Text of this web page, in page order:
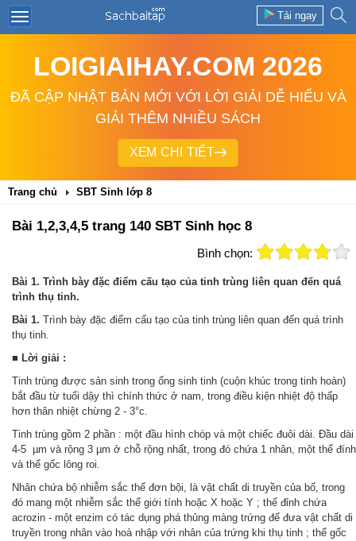
Tải ngay
LOIGIAIHAY.COM 2026
ĐÃ CẬP NHẬT BẢN MỚI VỚI LỜI GIẢI DỄ HIỂU VÀ
GIẢI THÊM NHIỀU SÁCH
XEM CHI TIẾT
Trang chủ SBT Sinh lớp 8
Bài 1,2,3,4,5 trang 140 SBT Sinh học 8
Bình chọn:
Bài 1. Trình bày đặc điểm cấu tạo của tinh trùng liên quan đến quá
trình thụ tinh.
Bài 1. Trình bày đặc điểm cấu tạo của tinh trùng liên quan đến quá trình
thụ tinh
■ Lời giải :
Tinh trùng được sản sinh trong ống sinh tinh (cuộn khúc trong tinh hoàn)
bắt đầu từ tuổi dậy thì chính thức ở nam, trong điều kiện nhiệt độ thấp
hơn thân nhiệt chừng 2 - 3°c.
Tinh trùng gồm 2 phần : một đầu hình chóp và một chiếc đuôi dài. Đầu dài
4-5 µm và rộng 3 µm ở chỗ rộng nhất, trong đó chứa 1 nhân, một thể đính
và thể gốc lông roi.
Nhân chứa bộ nhiễm sắc thể đơn bội, là vật chất di truyền của bố, trong
đó mang một nhiễm sắc thể giới tính hoặc X hoặc Y ; thế đỉnh chứa
acrozin - một enzim có tác dụng phá thủng màng trứng để đưa vật chất di
truyền trong nhân vào hoà nhập với nhân của trứng khi thụ tinh ; thể gốc